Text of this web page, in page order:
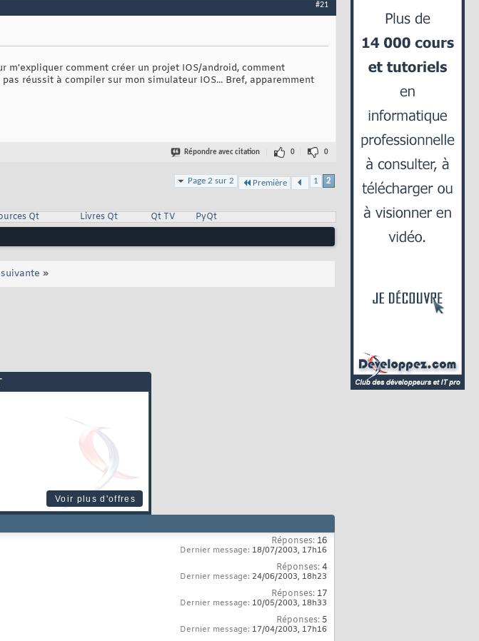
#21
m'expliquer comment créer un projet IOS/android, comment
réussit à compiler sur mon simulateur IOS... Bref, apparemment
Répondre avec citation 0 0
Page 2 sur 2 Première 1 2
Qt Livres Qt Qt TV
PyQt
»
Voir plus d'offres
Réponses: 16
Dernier message: 18/07/2003, 17h16
Réponses:4
Dernier message: 24/06/2003, 18h23
Réponses: 17
Dernier message: 10/05/2003, 18h33
Réponses: 5
Dernier message: 17/04/2003, 17h16